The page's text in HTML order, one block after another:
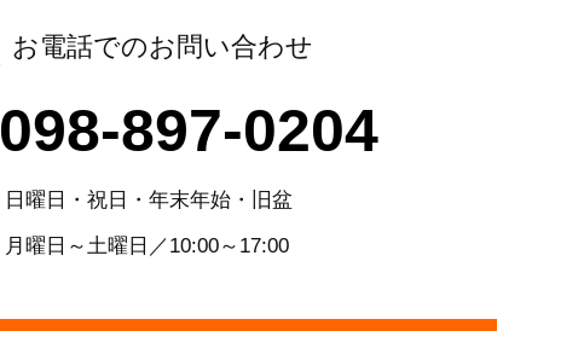
お電話でのお問い合わせ
098-897-0204
日曜日・祝日・年末年始・旧盆
月曜日～土曜日／10:00～17:00